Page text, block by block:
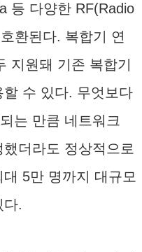
등 다양한 RF(Radio
환된다. 복합기 연
지원돼 기존 복합기
수 있다. 무엇보다
는 만큼 네트워크
더라도 정상적으로
5만 명까지 대규모
다.